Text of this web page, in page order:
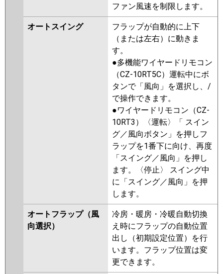
ファン風速を制限します。
オートスイング
フラップが自動的に上下
（または左右）に動きま
す。
●多機能ワイヤードリモコン
（CZ-10RT5C）運転中にボ
タンで「風向」を選択し、/
で操作できます。
●ワイヤードリモコン（CZ-
10RT3）〈運転〉「 スイン
グ／風向ボタン」を押しフ
ラップを1番下に向け、再度
「スイング／風向」を押し
ます。〈停止〉 スイング中
に「スイング／風向」を押
します。
オートフラップ（風
向選択）
冷房・暖房・冷暖自動切換
え時にフラップの自動位置
出し（初期設定位置）を行
います。フラップ位置は変
更できます。